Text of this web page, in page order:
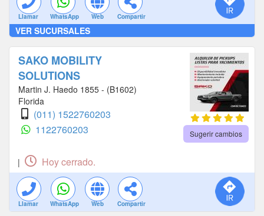
Llamar WhatsApp Web Compartir
VER SUCURSALES
SAKO MOBILITY
SOLUTIONS
Martin J. Haedo 1855 - (B1602)
Florida
(011) 1522760203
1122760203
Sugerir cambios
| Hoy cerrado.
Llamar WhatsApp Web Compartir